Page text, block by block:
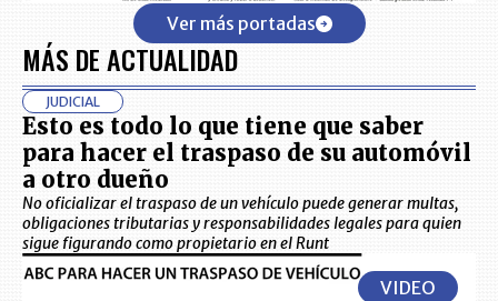
Ver más portadas
MÁS DE ACTUALIDAD
JUDICIAL
Esto es todo lo que tiene que saber
para hacer el traspaso de su automóvil
a otro dueño
No oficializar el traspaso de un vehículo puede generar multas,
obligaciones tributarias y responsabilidades legales para quien
sigue figurando como propietario en el Runt
VIDEO